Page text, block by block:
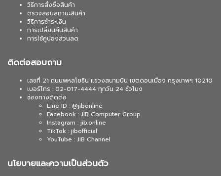
วิธีการสั่งซื้อสินค้า
ตรวจสอบสถานะสินค้า
วิธีการชำระเงิน
การเปลี่ยนคืนสินค้า
การใช้คูปองส่วนลด
ติดต่อสอบถาม
เลขที่ 21 ถนนพหลโยธิน แขวงสนามบิน เขตดอนเมือง กรุงเทพฯ 10210
เบอร์โทร : 02-017-4444 ทุกวัน 24 ชั่วโมง
ช่องทางติดต่อ
Line ID : @jibonline
Facebook : JIB Computer Group
Instagram : jib.online
TikTok : jibofficial
YouTube : JIB Channel
นโยบายและความเป็นส่วนตัว